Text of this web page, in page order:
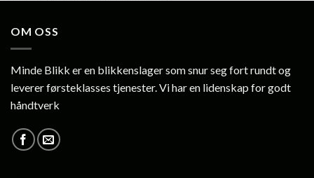
OM OSS
Minde Blikk er en blikkenslager som snur seg fort rundt og
leverer førsteklasses tjenester. Vi har en lidenskap for godt
håndtverk